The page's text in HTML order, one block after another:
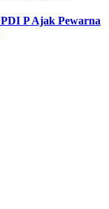
P Ajak Pewarna